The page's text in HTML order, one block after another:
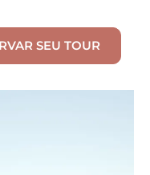
SEU TOUR